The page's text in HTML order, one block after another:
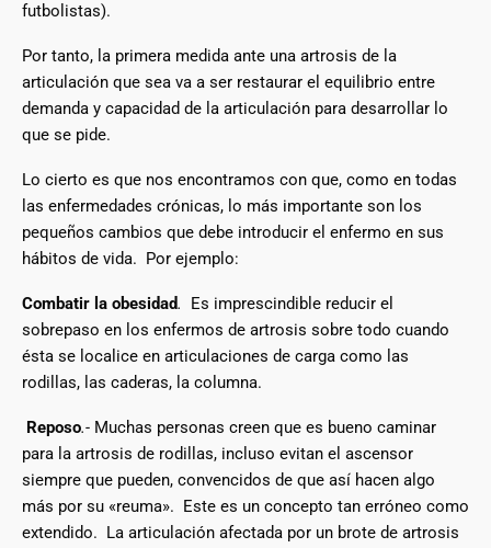
futbolistas).
Por tanto, la primera medida ante una artrosis de la
articulación que sea va a ser restaurar el equilibrio entre
demanda y capacidad de la articulación para desarrollar lo
que se pide.
Lo cierto es que nos encontramos con que, como en todas
las enfermedades crónicas, lo más importante son los
pequeños cambios que debe introducir el enfermo en sus
hábitos de vida. Por ejemplo:
Combatir la obesidad. Es imprescindible reducir el
sobrepaso en los enfermos de artrosis sobre todo cuando
ésta se localice en articulaciones de carga como las
rodillas, las caderas, la columna.
Reposo.- Muchas personas creen que es bueno caminar
para la artrosis de rodillas, incluso evitan el ascensor
siempre que pueden, convencidos de que así hacen algo
más por su «reuma». Este es un concepto tan erróneo como
extendido. La articulación afectada por un brote de artrosis